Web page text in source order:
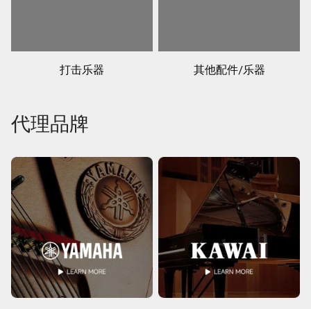
打击乐器 其他配件/乐器
代理品牌